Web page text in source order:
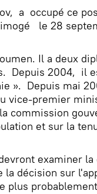
a occupé ce
le 28
Il a deux
Depuis 2004, il
». Depuis mai
vice-premier
commission
et sur la
examiner
décision sur
plus